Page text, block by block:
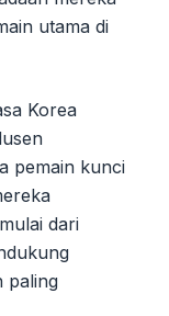
utama di
Korea
pemain kunci
dari
paling